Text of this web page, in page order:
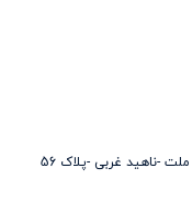
-ناهید غربی -پلاک 56